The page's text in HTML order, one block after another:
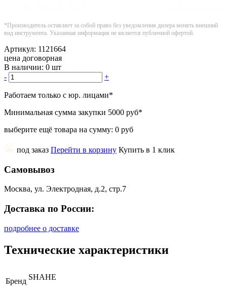
*Производитель оставляет за собой право без уведомления дилера менять внешний
вид инструмента. Указанная информация не является публичной офертой.
Артикул: 1121664
цена договорная
В наличии: 0 шт
-
+
Работаем только с юр. лицами*
Минимальная сумма закупки 5000 руб*
выберите ещё товара на сумму: 0 руб
под заказ Перейти в корзину Купить в 1 клик
Самовывоз
Москва, ул. Электродная, д.2, стр.7
Доставка по России:
подробнее о доставке
Технические характеристики
Бренд SHAHE